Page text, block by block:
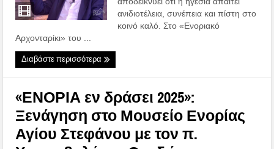
ανιδιοτέλεια, συνέπεια και πίστη στο
κοινό καλό. Στο «Ενοριακό
Αρχονταρίκι» του ...
Διαβάστε περισσότερα
«ΕΝΟΡΙΑ εν δράσει 2025»:
Ξενάγηση στο Μουσείο Ενορίας
Αγίου Στεφάνου με τον π.